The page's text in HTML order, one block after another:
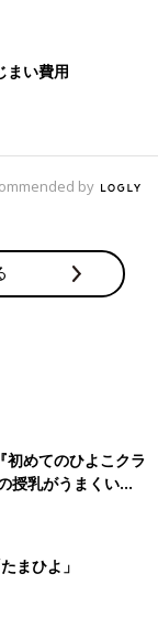
柄がナチュラル
なので、肌にや
ちらの投稿のよ
ビッグカラーの
おすすめ。パン
力が高いのも魅
まい費用
by
初めてのひよこクラ
授乳がうまくい
トラブル 解決テ
まひよ」